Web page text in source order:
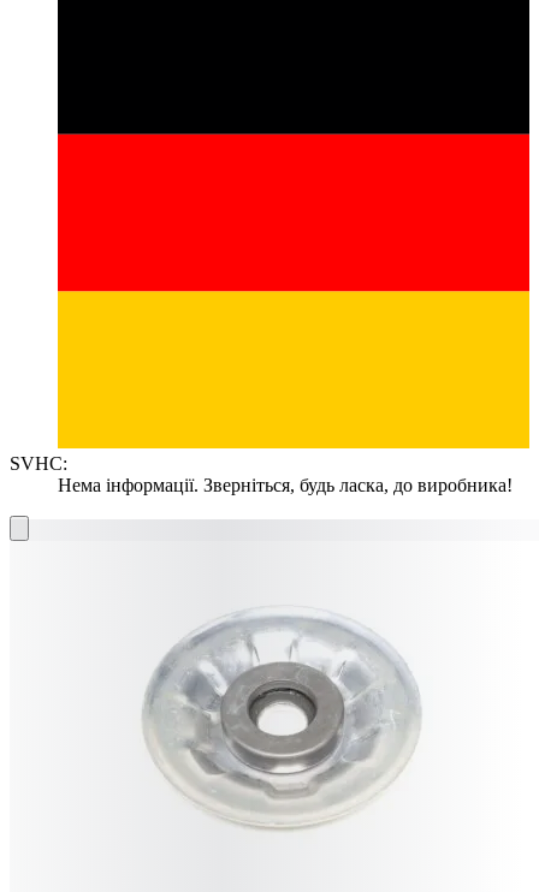
SVHC:
Нема інформації. Зверніться, будь ласка, до виробника!